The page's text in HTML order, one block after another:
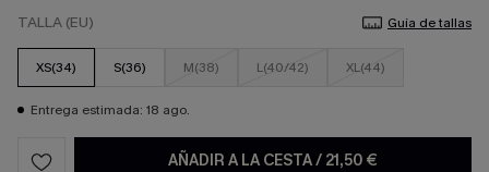
TALLA (EU) Guía de tallas
XS(34) S(36) M(38) L(40/42) XL(44)
Entrega estimada: 18 ago.
AÑADIR A LA CESTA/ 21,50 €